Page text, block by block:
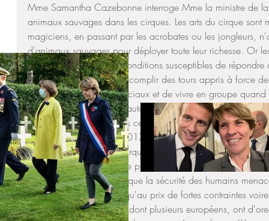
Mme Samantha Cazebonne interroge Mme la ministre de
animaux sauvages dans les cirques. Les arts du cirque
magiciens, en passant par les acrobates ou les jongleurs,
d'animaux sauvages pour déployer toute leur richesse. Or
animaux sauvages des conditions susceptibles de
ou attachés, obligés d'accomplir des tours appris à force
solitaire quand ils sont sociaux et de vivre en groupe
des stéréotypies qui sont autant de signes de leur
idylliques présentées dans certains manuels scolaires. Par
publiée le 6 novembre 2017 a montré que des lionceaux
particuliers par certains cirques, au mépris total de la loi et
tigre échappé de sa cage puis abattu par son dresseur
2017 montre également que la sécurité des humains
spectacles n'est assurée qu'au prix de fortes contraintes
Voici pourquoi 29 pays, dont plusieurs européens, ont